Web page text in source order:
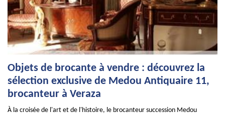
Objets de brocante à vendre : découvrez la
sélection exclusive de Medou Antiquaire 11,
brocanteur à Veraza
À la croisée de l'art et de l'histoire, le brocanteur succession Medou